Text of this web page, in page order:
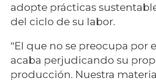
adopte prácticas
del ciclo de su labor.
“El que no se preocupa por
acaba perjudicando su
producción. Nuestra